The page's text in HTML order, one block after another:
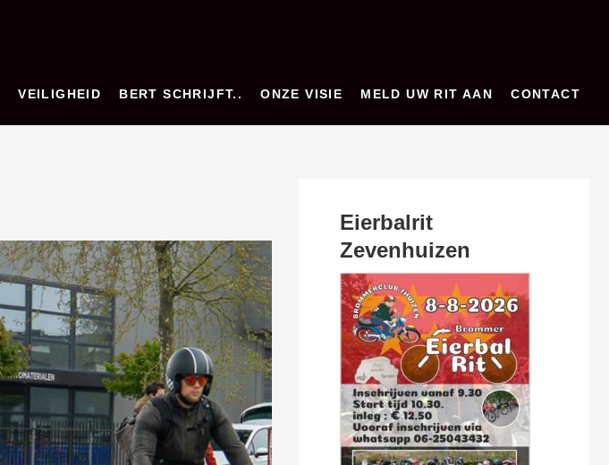
VEILIGHEID BERT SCHRIJFT.. ONZE VISIE MELD UW RIT AAN CONTACT
Eierbalrit
Zevenhuizen